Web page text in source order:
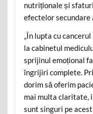
nutriționale și
efectelor
„În lupta cu
la cabinetul
sprijinul emoțional
îngrijiri complete.
dorim să oferim
mai multa claritate,
sunt singuri pe